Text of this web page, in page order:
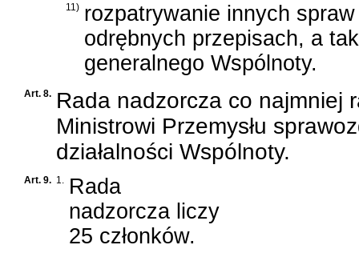
11) rozpatrywanie innych
odrębnych przepisach, a
generalnego Wspólnoty.
Art. 8. Rada nadzorcza co najmniej
Ministrowi Przemysłu
działalności Wspólnoty.
Art. 9. 1. Rada
nadzorcza liczy
25 członków.